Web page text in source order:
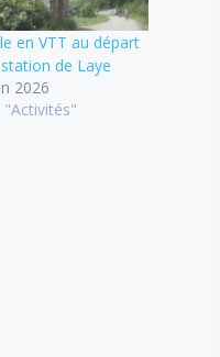
en VTT au départ
de Laye
2026
"Activités"